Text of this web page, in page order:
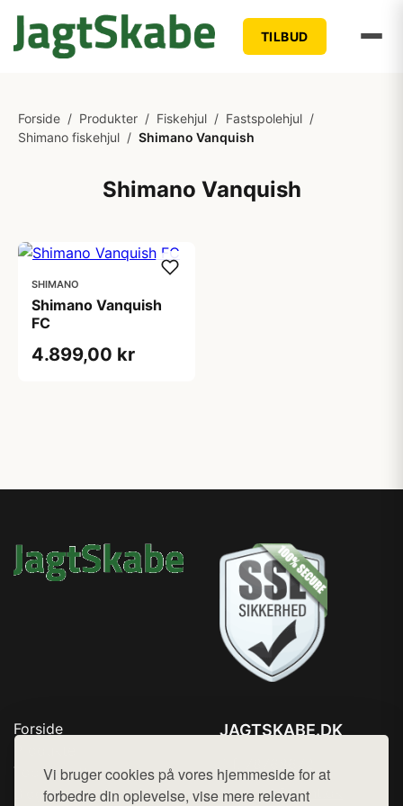
Vi bruger cookies på vores hjemmeside for at
forbedre din oplevelse, vise mere relevant
TILBUD
Forside / Produkter / Fiskehjul / Fastspolehjul /
Shimano fiskehjul / Shimano Vanquish
Shimano Vanquish
SHIMANO
Shimano Vanquish
FC
4.899,00 kr
Forside
Top Rabatter
Blog
JAGTSKABE.DK
Mail: hej@want.dk